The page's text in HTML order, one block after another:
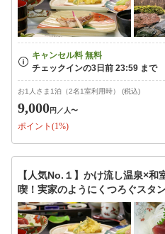
お1人さま1泊（2名1室利用時） (税込)
9,000円 ／人〜
ポイント(1%)
【人気No.１】かけ流し温泉×
喫！実家のようにくつろぐスタ